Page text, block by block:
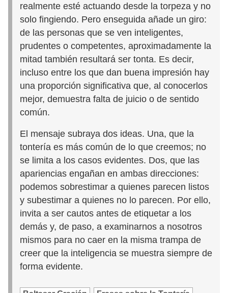
realmente esté actuando desde la torpeza y no
solo fingiendo. Pero enseguida añade un giro:
de las personas que se ven inteligentes,
prudentes o competentes, aproximadamente la
mitad también resultará ser tonta. Es decir,
incluso entre los que dan buena impresión hay
una proporción significativa que, al conocerlos
mejor, demuestra falta de juicio o de sentido
común.
El mensaje subraya dos ideas. Una, que la
tontería es más común de lo que creemos; no
se limita a los casos evidentes. Dos, que las
apariencias engañan en ambas direcciones:
podemos sobrestimar a quienes parecen listos
y subestimar a quienes no lo parecen. Por ello,
invita a ser cautos antes de etiquetar a los
demás y, de paso, a examinarnos a nosotros
mismos para no caer en la misma trampa de
creer que la inteligencia se muestra siempre de
forma evidente.